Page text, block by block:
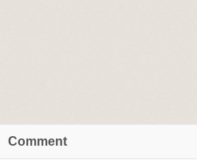
Comment